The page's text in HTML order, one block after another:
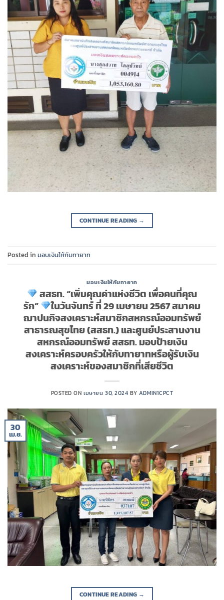
CONTINUE READING →
Posted in มอบเงินให้กับทายาท
มอบเงินให้กับทายาท
สสธท. “เพิ่มคุณค่าแห่งชีวิต เพื่อคนที่คุณ
รัก”
ในวันจันทร์ ที่ 29 เมษายน 2567 สมาคม
ฌาปนกิจสงเคราะห์สมาชิกสหกรณ์ออมทรัพย์
สาธารณสุขไทย (สสธท.) และศูนย์ประสานงาน
สหกรณ์ออมทรัพย์ สสธท. มอบป้ายเงิน
สงเคราะห์ครอบครัวให้กับทายาทหรือผู้รับเงิน
สงเคราะห์ของสมาชิกที่เสียชีวิต
POSTED ONเมษายน 30, 2024 BY ADMIN1CPCT
30
เม.ย.
CONTINUE READING →